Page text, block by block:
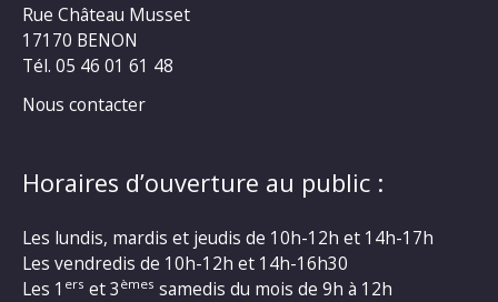
Rue Château Musset
17170 BENON
Tél. 05 46 01 61 48
Nous contacter
Horaires d’ouverture au public :
Les lundis, mardis et jeudis de 10h-12h et 14h-17h
Les vendredis de 10h-12h et 14h-16h30
Les 1 ers et 3 èmes samedis du mois de 9h à 12h